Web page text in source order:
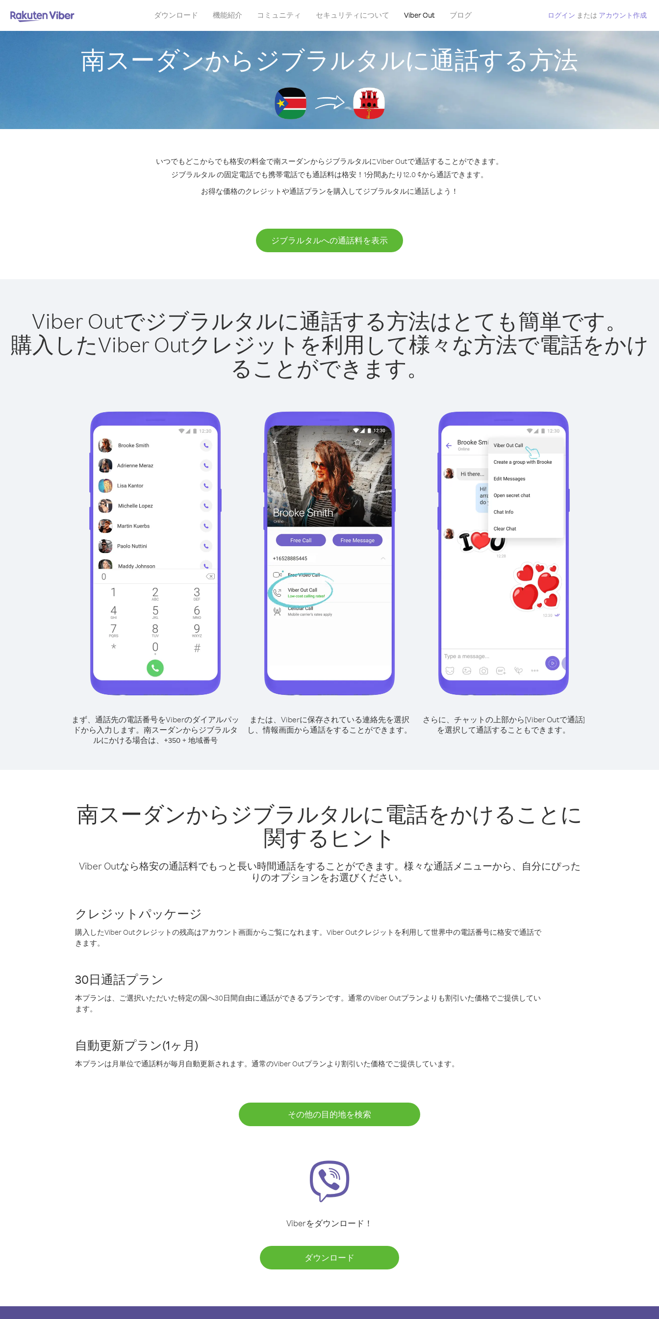
ダウンロード 機能紹介 コミュニティ セキュリティについて Viber Out ブログ ログイン または アカウント作成
南スーダンからジブラルタルに通話する方法
いつでもどこからでも格安の料金で南スーダンからジブラルタルにViber Outで通話することができます。
ジブラルタル の固定電話でも携帯電話でも通話料は格安！1分間あたり12.0 ¢から通話できます。
お得な価格のクレジットや通話プランを購入してジブラルタルに通話しよう！
ジブラルタルへの通話料を表示
Viber Outでジブラルタルに通話する方法はとても簡単です。
購入したViber Outクレジットを利用して様々な方法で電話をかけ
ることができます。
まず、通話先の電話番号をViberのダイアルパッ
ドから入力します。 南スーダンからジブラルタ
ルにかける場合は、 +350 + 地域番号
または、Viberに保存されている連絡先を選択
し、情報画面から通話をすることができます。
さらに、チャットの上部から[Viber Outで通話]
を選択して通話することもできます。
南スーダンからジブラルタルに電話をかけることに
関するヒント
Viber Outなら格安の通話料でもっと長い時間通話をすることができます。様々な通話メニューから、自分にぴった
りのオプションをお選びください。
クレジットパッケージ
購入したViber Outクレジットの残高はアカウント画面からご覧になれます。Viber Outクレジットを利用して世界中の電話番号に格安で通話で
きます。
30日通話プラン
本プランは、ご選択いただいた特定の国へ30日間自由に通話ができるプランです。通常のViber Outプランよりも割引いた価格でご提供してい
ます。
自動更新プラン(1ヶ月)
本プランは月単位で通話料が毎月自動更新されます。通常のViber Outプランより割引いた価格でご提供しています。
その他の目的地を検索
Viberをダウンロード！
ダウンロード